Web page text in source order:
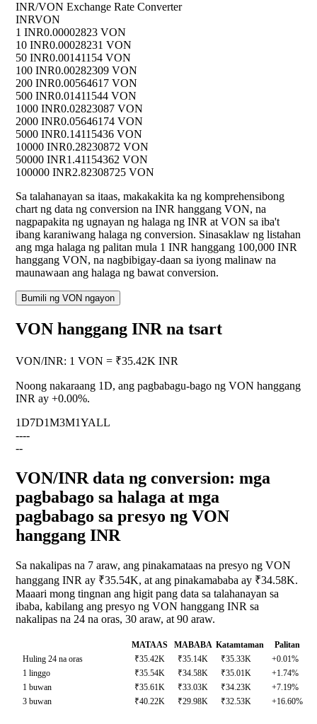
INR/VON Exchange Rate Converter
INRVON
1 INR0.00002823 VON
10 INR0.00028231 VON
50 INR0.00141154 VON
100 INR0.00282309 VON
200 INR0.00564617 VON
500 INR0.01411544 VON
1000 INR0.02823087 VON
2000 INR0.05646174 VON
5000 INR0.14115436 VON
10000 INR0.28230872 VON
50000 INR1.41154362 VON
100000 INR2.82308725 VON
Sa talahanayan sa itaas, makakakita ka ng komprehensibong
chart ng data ng conversion na INR hanggang VON, na
nagpapakita ng ugnayan ng halaga ng INR at VON sa iba't
ibang karaniwang halaga ng conversion. Sinasaklaw ng listahan
ang mga halaga ng palitan mula 1 INR hanggang 100,000 INR
hanggang VON, na nagbibigay-daan sa iyong malinaw na
maunawaan ang halaga ng bawat conversion.
Bumili ng VON ngayon
VON hanggang INR na tsart
VON/INR: 1 VON = ₹35.42K INR
Noong nakaraang 1D, ang pagbabagu-bago ng VON hanggang
INR ay +0.00%.
1D7D1M3M1YALL
----
--
VON/INR data ng conversion: mga
pagbabago sa halaga at mga
pagbabago sa presyo ng VON
hanggang INR
Sa nakalipas na 7 araw, ang pinakamataas na presyo ng VON
hanggang INR ay ₹35.54K, at ang pinakamababa ay ₹34.58K.
Maaari mong tingnan ang higit pang data sa talahanayan sa
ibaba, kabilang ang presyo ng VON hanggang INR sa
nakalipas na 24 na oras, 30 araw, at 90 araw.
MATAAS MABABA Katamtaman
Palitan
Huling 24 na oras
₹35.42K ₹35.14K ₹35.33K
+0.01%
1 linggo
₹35.54K ₹34.58K ₹35.01K
+1.74%
1 buwan
₹35.61K ₹33.03K ₹34.23K
+7.19%
3 buwan
₹40.22K ₹29.98K ₹32.53K +16.60%